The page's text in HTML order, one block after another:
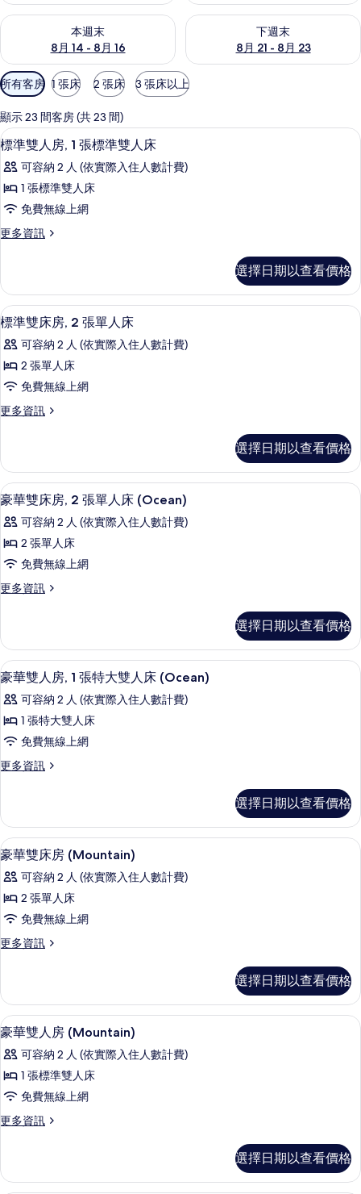
本週末
8月 14 - 8月 16
查看本週末 (8月 14 - 8月 16) 的供應情況
下週末
8月 21 - 8月 23
查看下週末 (8月 21 - 8月 23)
可
用
的
客
房
篩
選
條
所有客房 1 張床 2 張床 3 張床以上
顯示 23 間客房 (共 23 間)
顯
示
標
準
雙
人
1
張
標
準
雙
人
床
有
相
片
3
標準雙人房, 1 張標準雙人床
可容納 2 人 (依實際入住人數計費)
1 張標準雙人床
免費無線上網
更多資訊
更
雙
人
房,
張
標
雙
人
床
情
選擇日期以查看價格
顯
示
標
準
雙
床
2
張
單
人
床
的
所
片
高級寢具、舒適加層、客房內保險箱、
4
標準雙床房, 2 張單人床
可容納 2 人 (依實際入住人數計費)
2 張單人床
免費無線上網
更多資訊
更
雙
床
房,
張
單
床
的
詳
選擇日期以查看價格
顯
示
豪
華
雙
床
2
張
單
人
床
(Ocean)
的
相
片
3
豪華雙床房, 2 張單人床 (Ocean)
可容納 2 人 (依實際入住人數計費)
2 張單人床
免費無線上網
更多資訊
更
雙
床
房,
張
單
床
(Ocean)
的
選擇日期以查看價格
顯
示
豪
華
雙
人
1
張
特
大
雙
人
床
所
有
相
片
高級寢具、舒適加層、客房內保險箱、
3
豪華雙人房, 1 張特大雙人床 (Ocean)
可容納 2 人 (依實際入住人數計費)
1 張特大雙人床
免費無線上網
更多資訊
更
雙
人
房,
張
特
雙
人
床
詳
選擇日期以查看價格
顯
示
豪
華
雙
床
(Mountain)
的
所
有
相
片
高級寢具、舒適加層、客房內保險箱、
4
豪華雙床房 (Mountain)
可容納 2 人 (依實際入住人數計費)
2 張單人床
免費無線上網
更多資訊
更
雙
床
房
(Mountain)
的
詳
選擇日期以查看價格
顯
示
豪
華
雙
人
(Mountain)
的
3
豪華雙人房 (Mountain)
可容納 2 人 (依實際入住人數計費)
1 張標準雙人床
免費無線上網
更多資訊
更
雙
選擇日期以查看價格